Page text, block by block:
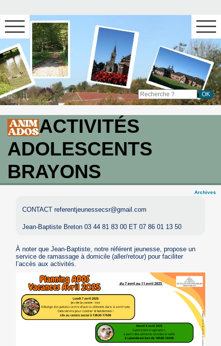
ACTIVITÉS
ADOLESCENTS
BRAYONS
Archives
CONTACT referentjeunessecsr@gmail.com
Jean-Baptiste Breton 03 44 81 83 00 ET 07 86 01 13 50
À noter que Jean-Baptiste, notre référent jeunesse, propose un
service de ramassage à domicile (aller/retour) pour faciliter
l’accès aux activités.